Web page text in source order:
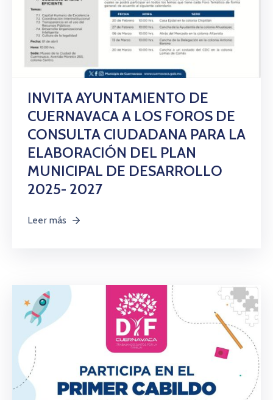
INVITA AYUNTAMIENTO DE
CUERNAVACA A LOS FOROS DE
CONSULTA CIUDADANA PARA LA
ELABORACIÓN DEL PLAN
MUNICIPAL DE DESARROLLO
2025- 2027
Leer más